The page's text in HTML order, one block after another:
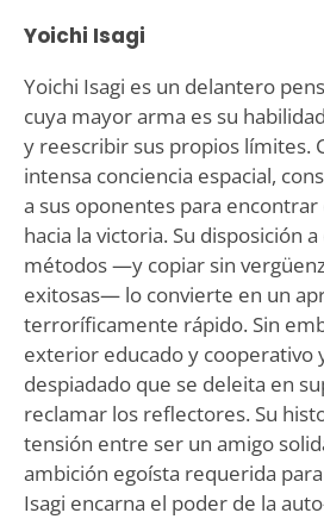
Yoichi Isagi
Yoichi Isagi es un delantero
cuya mayor arma es su
y reescribir sus propios límites.
intensa conciencia espacial,
a sus oponentes para
hacia la victoria. Su disposición
métodos —y copiar sin
exitosas— lo convierte en un
terroríficamente rápido. Sin
exterior educado y cooperativo
despiadado que se deleita en
reclamar los reflectores. Su
tensión entre ser un amigo
ambición egoísta requerida
Isagi encarna el poder de la